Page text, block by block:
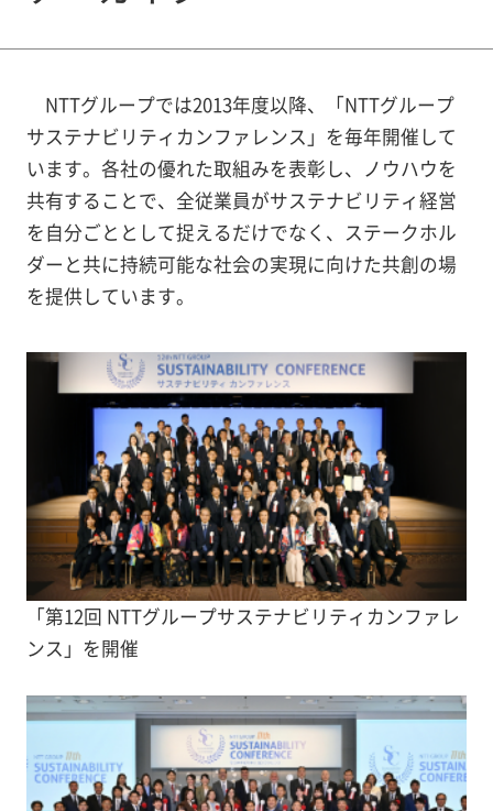
NTTグループでは2013年度以降、「NTTグループ
サステナビリティカンファレンス」を毎年開催して
います。各社の優れた取組みを表彰し、ノウハウを
共有することで、全従業員がサステナビリティ経営
を自分ごととして捉えるだけでなく、ステークホル
ダーと共に持続可能な社会の実現に向けた共創の場
を提供しています。
「第12回 NTTグループサステナビリティカンファレ
ンス」を開催